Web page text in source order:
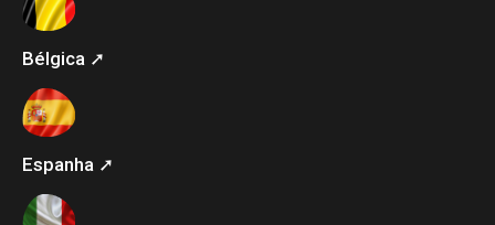
Bélgica ➚
Espanha ➚